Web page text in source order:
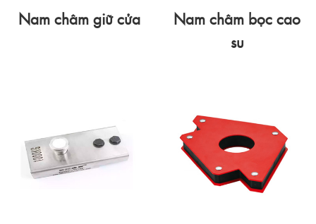
Nam châm giữ cửa
Nam châm bọc cao
su